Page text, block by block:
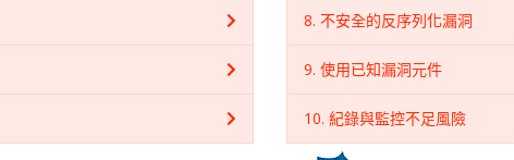
8. 不安全的反序列化漏洞
9. 使用已知漏洞元件
10. 紀錄與監控不足風險